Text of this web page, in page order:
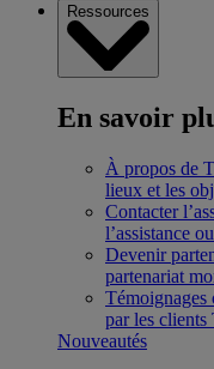
Ressources
En savoir
À propos de
lieux et les
Contacter
l’assistance
Devenir
partenariat
Témoignages
par les clients
Nouveautés